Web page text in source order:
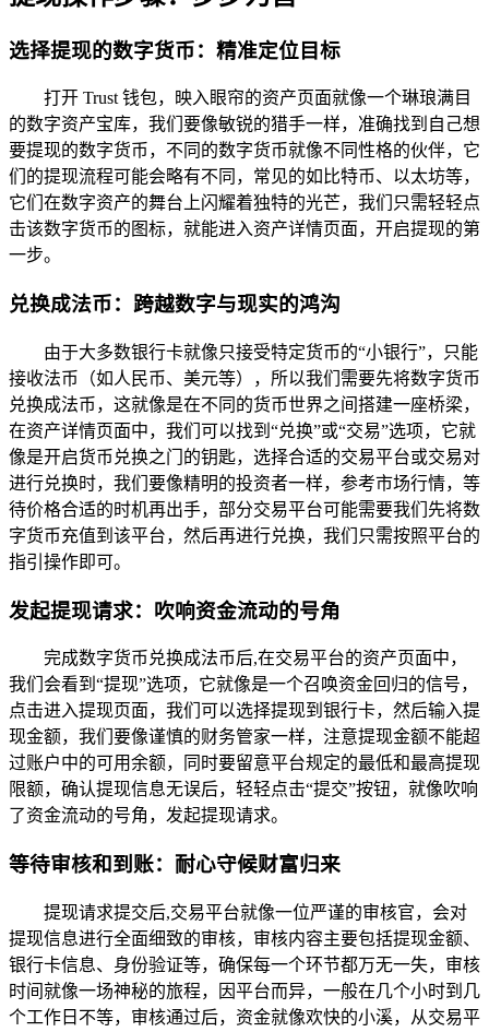
选择提现的数字货币：精准定位目标
打开 Trust 钱包，映入眼帘的资产页面就像一个琳琅满目
的数字资产宝库，我们要像敏锐的猎手一样，准确找到自己想
要提现的数字货币，不同的数字货币就像不同性格的伙伴，它
们的提现流程可能会略有不同，常见的如比特币、以太坊等，
它们在数字资产的舞台上闪耀着独特的光芒，我们只需轻轻点
击该数字货币的图标，就能进入资产详情页面，开启提现的第
一步。
兑换成法币：跨越数字与现实的鸿沟
由于大多数银行卡就像只接受特定货币的“小银行”，只能
接收法币（如人民币、美元等），所以我们需要先将数字货币
兑换成法币，这就像是在不同的货币世界之间搭建一座桥梁，
在资产详情页面中，我们可以找到“兑换”或“交易”选项，它就
像是开启货币兑换之门的钥匙，选择合适的交易平台或交易对
进行兑换时，我们要像精明的投资者一样，参考市场行情，等
待价格合适的时机再出手，部分交易平台可能需要我们先将数
字货币充值到该平台，然后再进行兑换，我们只需按照平台的
指引操作即可。
发起提现请求：吹响资金流动的号角
完成数字货币兑换成法币后,在交易平台的资产页面中，
我们会看到“提现”选项，它就像是一个召唤资金回归的信号，
点击进入提现页面，我们可以选择提现到银行卡，然后输入提
现金额，我们要像谨慎的财务管家一样，注意提现金额不能超
过账户中的可用余额，同时要留意平台规定的最低和最高提现
限额，确认提现信息无误后，轻轻点击“提交”按钮，就像吹响
了资金流动的号角，发起提现请求。
等待审核和到账：耐心守候财富归来
提现请求提交后,交易平台就像一位严谨的审核官，会对
提现信息进行全面细致的审核，审核内容主要包括提现金额、
银行卡信息、身份验证等，确保每一个环节都万无一失，审核
时间就像一场神秘的旅程，因平台而异，一般在几个小时到几
个工作日不等，审核通过后，资金就像欢快的小溪，从交易平